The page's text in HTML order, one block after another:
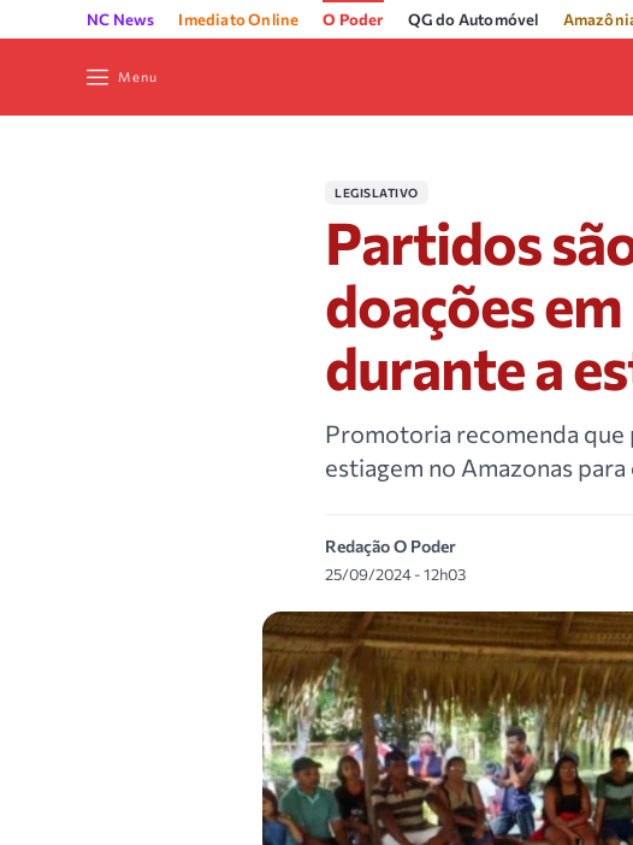
NC News Imediato Online O Poder QG do Automóvel
Menu
LEGISLATIVO
Partidos
doações
durante a
Promotoria recomenda que
estiagem no Amazonas
Redação O Poder
25/09/2024 - 12h03